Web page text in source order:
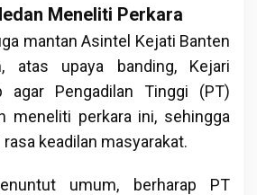
Meneliti Perkara
mantan Asintel Kejati Banten
atas upaya banding, Kejari
agar Pengadilan Tinggi (PT)
meneliti perkara ini, sehingga
keadilan masyarakat.
umum, berharap PT